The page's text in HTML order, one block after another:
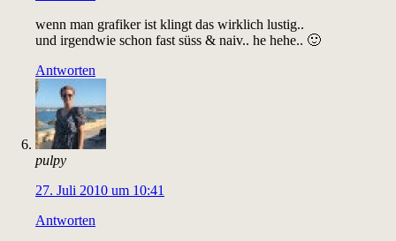
wenn man grafiker ist klingt das wirklich lustig..
und irgendwie schon fast süss & naiv.. he hehe.. 🙂
Antworten
pulpy
27. Juli 2010 um 10:41
Antworten